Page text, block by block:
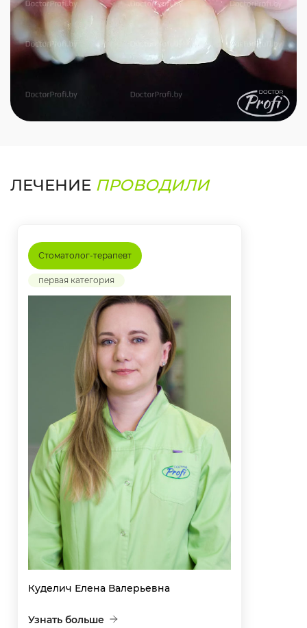
ЛЕЧЕНИЕ ПРОВОДИЛИ
Стоматолог-терапевт
первая категория
Куделич Елена Валерьевна
Узнать больше